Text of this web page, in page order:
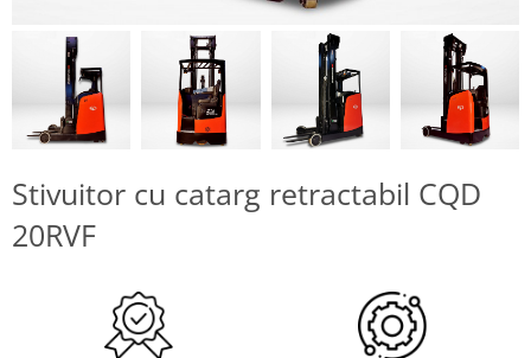
Stivuitor cu catarg retractabil CQD
20RVF